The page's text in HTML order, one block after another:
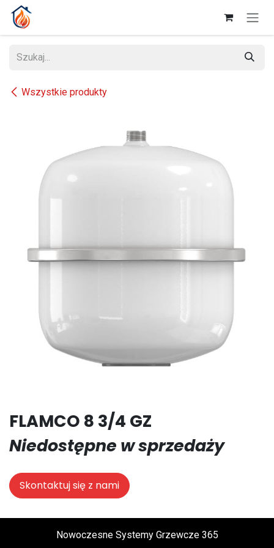
Przejdź do zawartości
Wszystkie produkty
FLAMCO 8 3/4 GZ
Niedostępne w sprzedaży
Skontaktuj się z nami
Nowoczesne Systemy Grzewcze 365